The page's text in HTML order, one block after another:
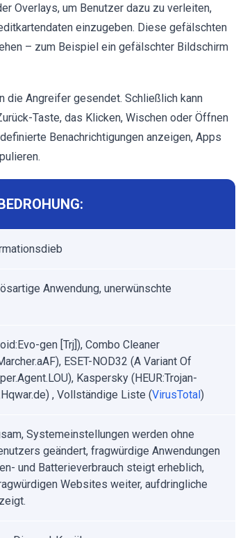
Overlays, um Benutzer dazu zu verleiten,
einzugeben. Diese gefälschten
– zum Beispiel ein gefälschter Bildschirm
die Angreifer gesendet. Schließlich kann
Taste, das Klicken, Wischen oder Öffnen
Benachrichtigungen anzeigen, Apps
Anwendung, unerwünschte
gen [Trj]), Combo Cleaner
ESET-NOD32 (A Variant Of
Kaspersky (HEUR:Trojan-
, Vollständige Liste (VirusTotal)
Systemeinstellungen werden ohne
geändert, fragwürdige Anwendungen
und Batterieverbrauch steigt erheblich,
Websites weiter, aufdringliche